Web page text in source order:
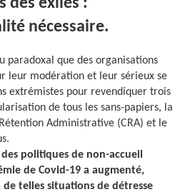
des exilés :
nécessaire.
paradoxal que des organisations
leur modération et leur sérieux se
extrémistes pour revendiquer trois
de tous les sans-papiers, la
Administrative (CRA) et le
politiques de non-accueil
de Covid-19 a augmenté,
telles situations de détresse